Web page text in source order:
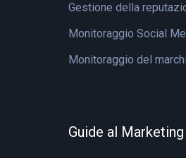
Gestione della
Monitoraggio Social
Monitoraggio del
Guide al